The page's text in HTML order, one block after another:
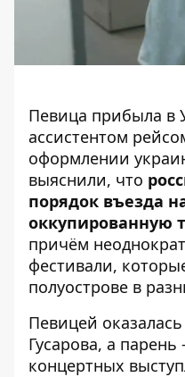
Певица прибыла в
ассистентом
оформлении
выяснили, что
порядок въезда
оккупированную
причём
фестивали,
полуострове в
Певицей
Гусарова, а
концертных